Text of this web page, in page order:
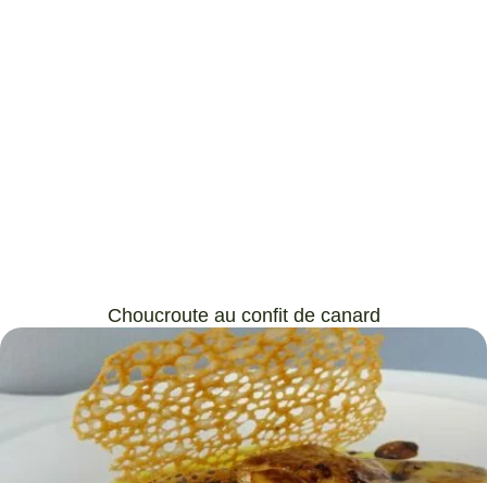
Choucroute au confit de canard